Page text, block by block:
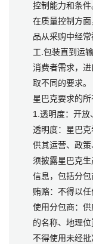
控制能力和条件
在质量控制方
品从采购中经
工.包装直到运
消费者需求，
取不同的要求。
星巴克要求的所
1.透明度：开放
透明度：星巴
供其运营、政
须披露星巴克
信息，包括分包
贿赂：不得以任
使用分包商：
的名称、地理
不得使用未经